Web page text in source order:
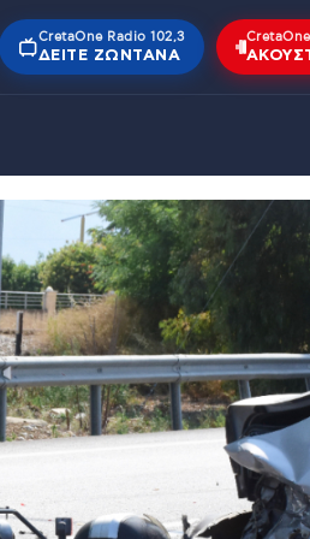
CretaOne Radio 102,3
ΔΕΊΤΕ ΖΩΝΤΑΝΆ